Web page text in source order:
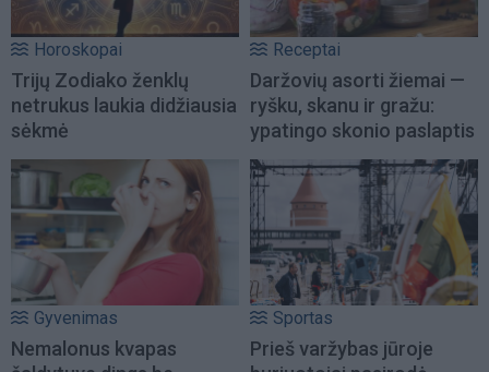
Horoskopai
Trijų Zodiako ženklų
netrukus laukia didžiausia
sėkmė
Receptai
Daržovių asorti žiemai —
ryšku, skanu ir gražu:
ypatingo skonio paslaptis
Gyvenimas
Nemalonus kvapas
Sportas
Prieš varžybas jūroje